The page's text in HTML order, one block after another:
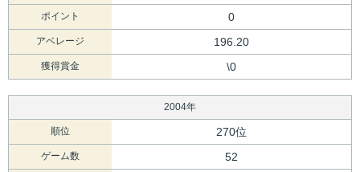
ポイント 0
アベレージ 196.20
獲得賞金 \0
2004年
順位 270位
ゲーム数 52